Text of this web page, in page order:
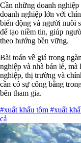
Cần những doanh
doanh nghiệp lớn với
biến động và người nuôi
để tạo niềm tin, giúp
theo hướng bền vững.
Bài toán về giá trong
nghiệp và nhà bán lẻ,
nghiệp, thị trường và
cần có sự công bằng
bên tham gia.
#xuất khẩu tôm #xuất
cả